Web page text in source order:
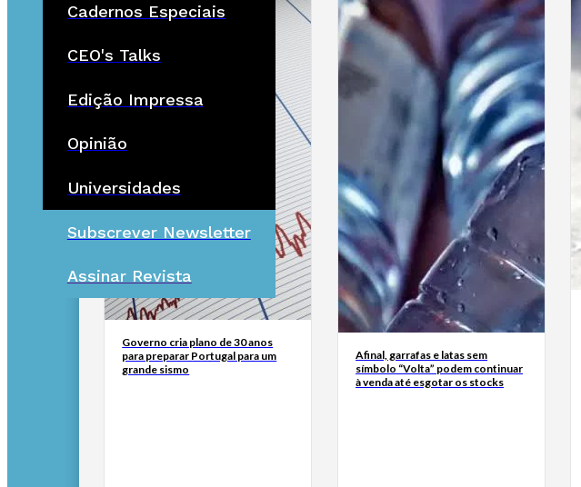
Cadernos Especiais
CEO's Talks
Edição Impressa
Opinião
Universidades
Subscrever Newsletter
Assinar Revista
Governo cria plano de 30 anos
para preparar Portugal para um
grande sismo
Afinal, garrafas e latas sem
símbolo “Volta” podem continuar
à venda até esgotar os stocks